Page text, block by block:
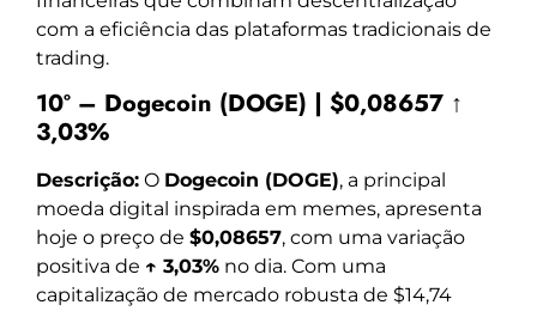
com a eficiência das plataformas tradicionais de
trading.
10º – Dogecoin (DOGE) | $0,08657 ↑
3,03%
Descrição: O Dogecoin (DOGE), a principal
moeda digital inspirada em memes, apresenta
hoje o preço de $0,08657, com uma variação
positiva de ↑ 3,03% no dia. Com uma
capitalização de mercado robusta de $14,74